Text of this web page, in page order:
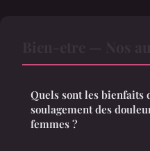
Quels sont les
soulagement des
femmes ?